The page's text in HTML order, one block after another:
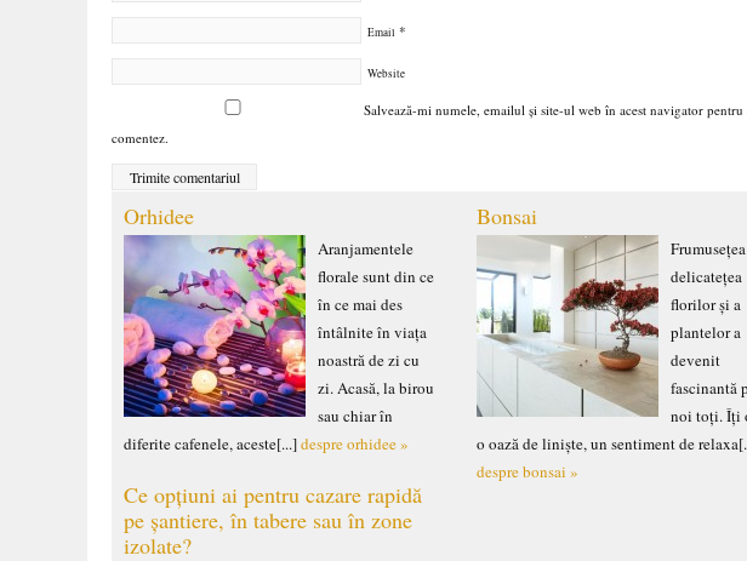
Email *
Website
Salvează-mi numele, emailul și site-ul web în acest navigator
comentez.
Orhidee
Aranjamentele
florale sunt din ce
în ce mai des
întâlnite în viața
noastră de zi cu
zi. Acasă, la birou
sau chiar în
diferite cafenele, aceste[...]despre orhidee »
Ce opțiuni ai pentru cazare rapidă
pe șantiere, în tabere sau în zone
izolate?
Bonsai
delicatețea
florilor și a
plantelor a
devenit
fascinantă
noi toți. Îți
o oază de liniște, un sentiment de
despre bonsai »